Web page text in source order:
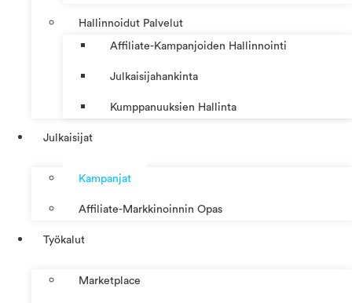
Hallinnoidut Palvelut
Affiliate-Kampanjoiden Hallinnointi
Julkaisijahankinta
Kumppanuuksien Hallinta
Julkaisijat
Kampanjat
Affiliate-Markkinoinnin Opas
Työkalut
Marketplace